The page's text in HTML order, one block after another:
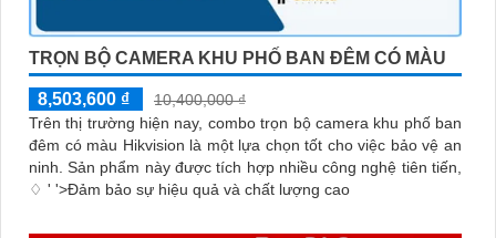
TRỌN BỘ CAMERA KHU PHỐ BAN ĐÊM CÓ MÀU
8,503,600 ₫
10,400,000 ₫
Trên thị trường hiện nay, combo trọn bộ camera khu phố ban
đêm có màu Hikvision là một lựa chọn tốt cho việc bảo vệ an
ninh. Sản phẩm này được tích hợp nhiều công nghệ tiên tiến,
♢ ' '>Đảm bảo sự hiệu quả và chất lượng cao